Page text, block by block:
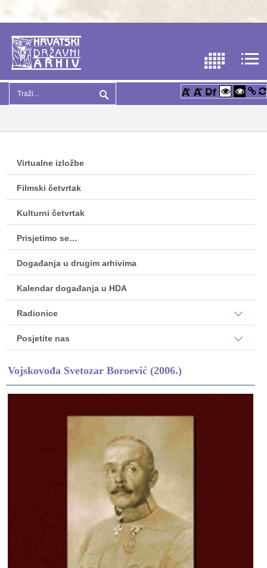
Virtualne izložbe
Filmski četvrtak
Kulturni četvrtak
Prisjetimo se…
Događanja u drugim arhivima
Kalendar događanja u HDA
Radionice
Posjetite nas
Vojskovođa Svetozar Boroević (2006.)